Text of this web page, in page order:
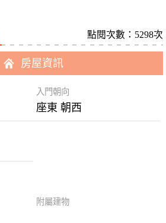
點閱次數：5298次
房屋資訊
入門朝向
座東 朝西
附屬建物